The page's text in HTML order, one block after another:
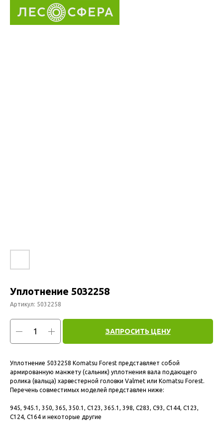
Уплотнение 5032258
Артикул: 5032258
ЗАПРОСИТЬ ЦЕНУ
Уплотнение 5032258 Komatsu Forest представляет собой
армированную манжету (сальник) уплотнения вала подающего
ролика (вальца) харвестерной головки Valmet или Komatsu Forest.
Перечень совместимых моделей представлен ниже:
945, 945.1, 350, 365, 350.1, C123, 365.1, 398, C283, C93, C144, C123,
C124, C164 и некоторые другие